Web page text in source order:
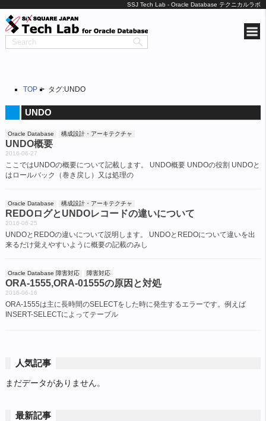
SSJ Tech Lab - Oracle Database テクニカルラボ
TOP タグ:UNDO
UNDO
Oracle Database 構成設計・アーキテクチャ
UNDO概要
2016-06-27
ここではUNDOの概要について記載します。 UNDO概要 UNDOの役割 UNDOと
はロールバック（巻き戻し）又は処理の
Oracle Database 構成設計・アーキテクチャ
REDOログとUNDOレコードの違いについて
2016-06-25
UNDOとREDOの違いについて説明します。 UNDOとREDOについて違いを出
来るだけ覚えやすいように概要の記載のみし
Oracle Database 障害対応 障害対応
ORA-1555,ORA-01555の原因と対処
2016-06-16
ORA-1555は主に長時間のSELECTをした時に発生するエラーです。例えば
INSERT-SELECTによってテーブル
人気記事
まだデータがありません。
最新記事